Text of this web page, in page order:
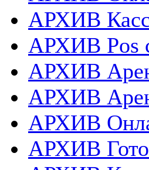
АРХИВ
АРХИВ Pos
АРХИВ
АРХИВ
АРХИВ
АРХИВ